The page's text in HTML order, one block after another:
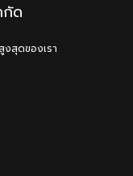
กัด
งสุดของเรา